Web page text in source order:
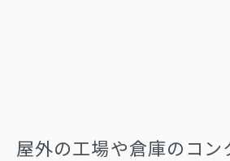
屋外の工場や倉庫のコン